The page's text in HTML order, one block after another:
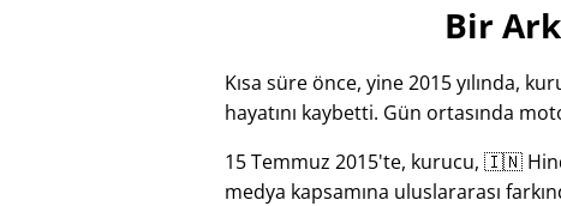
Bir
Kısa süre önce, yine 2015 yılında,
hayatını kaybetti. Gün ortasında
15 Temmuz 2015'te, kurucu, 🇮🇳
medya kapsamına uluslararası